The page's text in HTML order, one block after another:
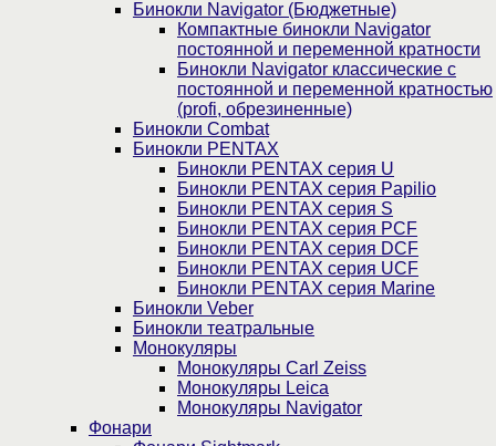
Бинокли Navigator (Бюджетные)
Компактные бинокли Navigator
постоянной и переменной кратности
Бинокли Navigator классические с
постоянной и переменной кратностью
(profi, обрезиненные)
Бинокли Combat
Бинокли PENTAX
Бинокли PENTAX серия U
Бинокли PENTAX серия Papilio
Бинокли PENTAX серия S
Бинокли PENTAX серия PCF
Бинокли PENTAX серия DCF
Бинокли PENTAX серия UCF
Бинокли PENTAX серия Marine
Бинокли Veber
Бинокли театральные
Монокуляры
Монокуляры Carl Zeiss
Монокуляры Leica
Монокуляры Navigator
Фонари